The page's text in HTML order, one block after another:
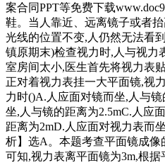
案合同PPT等免费下载
鞋。当人靠近、远离镜子或者
光线的位置不变,人仍然无法看
镇原期末)检查视力时,人与视力
室房间太小,医生首先将视力表
正对着视力表挂一大平面镜,视
力时()A.人应面对镜而坐,人与
坐,人与镜的距离为2.5mC.人应
距离为2mD.人应面对视力表而
析】选A。本题考查平面镜成
可知,视力表离平面镜为3m,根